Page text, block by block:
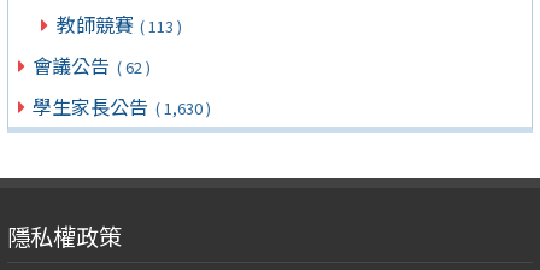
教師競賽 ( 113 )
會議公告 ( 62 )
學生家長公告 ( 1,630 )
隱私權政策